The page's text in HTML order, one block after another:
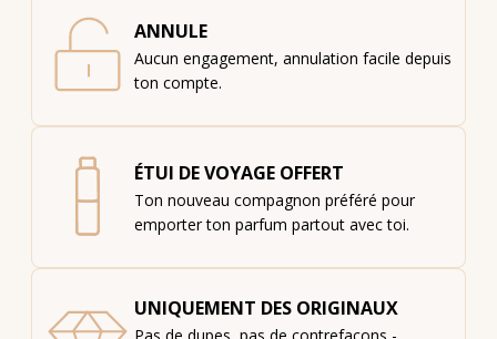
ANNULE
Aucun engagement, annulation facile depuis
ton compte.
ÉTUI DE VOYAGE OFFERT
Ton nouveau compagnon préféré pour
emporter ton parfum partout avec toi.
UNIQUEMENT DES ORIGINAUX